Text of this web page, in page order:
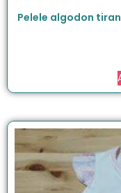
Pelele algodon